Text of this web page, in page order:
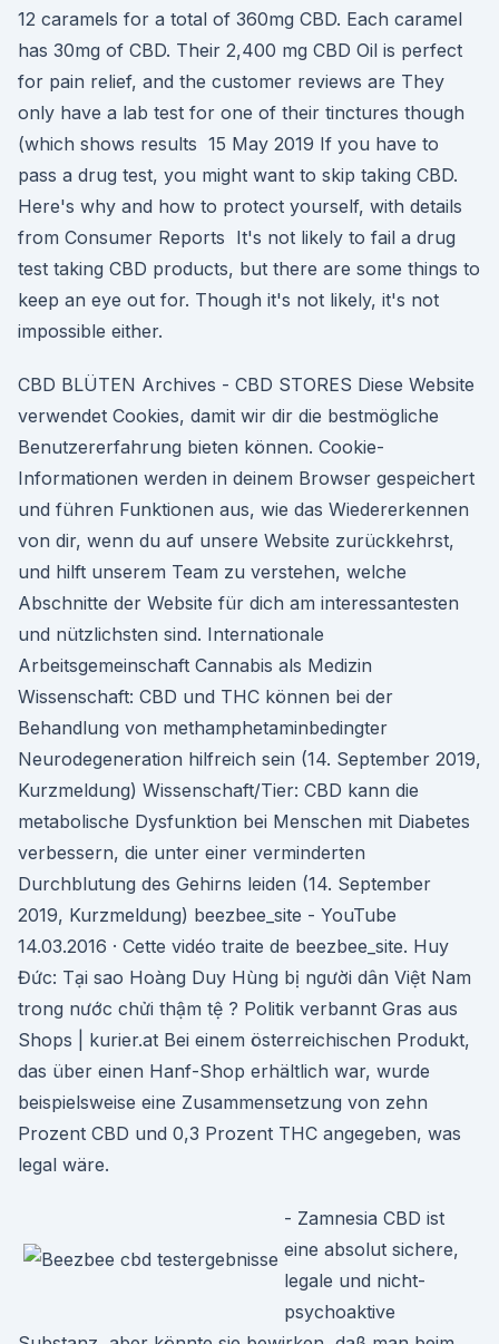
12 caramels for a total of 360mg CBD. Each caramel
has 30mg of CBD. Their 2,400 mg CBD Oil is perfect
for pain relief, and the customer reviews are They
only have a lab test for one of their tinctures though
(which shows results 15 May 2019 If you have to
pass a drug test, you might want to skip taking CBD.
Here's why and how to protect yourself, with details
from Consumer Reports It's not likely to fail a drug
test taking CBD products, but there are some things to
keep an eye out for. Though it's not likely, it's not
impossible either.
CBD BLÜTEN Archives - CBD STORES Diese Website
verwendet Cookies, damit wir dir die bestmögliche
Benutzererfahrung bieten können. Cookie-
Informationen werden in deinem Browser gespeichert
und führen Funktionen aus, wie das Wiedererkennen
von dir, wenn du auf unsere Website zurückkehrst,
und hilft unserem Team zu verstehen, welche
Abschnitte der Website für dich am interessantesten
und nützlichsten sind. Internationale
Arbeitsgemeinschaft Cannabis als Medizin
Wissenschaft: CBD und THC können bei der
Behandlung von methamphetaminbedingter
Neurodegeneration hilfreich sein (14. September 2019,
Kurzmeldung) Wissenschaft/Tier: CBD kann die
metabolische Dysfunktion bei Menschen mit Diabetes
verbessern, die unter einer verminderten
Durchblutung des Gehirns leiden (14. September
2019, Kurzmeldung) beezbee_site - YouTube
14.03.2016 · Cette vidéo traite de beezbee_site. Huy
Đức: Tại sao Hoàng Duy Hùng bị người dân Việt Nam
trong nước chửi thậm tệ ? Politik verbannt Gras aus
Shops | kurier.at Bei einem österreichischen Produkt,
das über einen Hanf-Shop erhältlich war, wurde
beispielsweise eine Zusammensetzung von zehn
Prozent CBD und 0,3 Prozent THC angegeben, was
legal wäre.
- Zamnesia CBD ist
eine absolut sichere,
legale und nicht-
psychoaktive